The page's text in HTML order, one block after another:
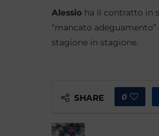
Alessio ha il contratto in
“mancato
stagione in stagione.
SHARE 0